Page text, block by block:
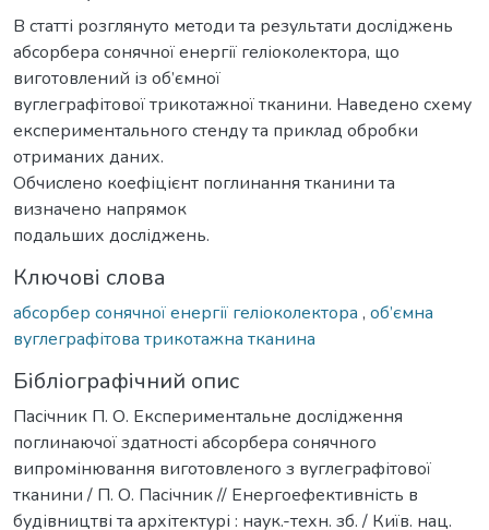
В статті розглянуто методи та результати досліджень
абсорбера сонячної енергії геліоколектора, що
виготовлений із об’ємної
вуглеграфітової трикотажної тканини. Наведено схему
експериментального стенду та приклад обробки
отриманих даних.
Обчислено коефіцієнт поглинання тканини та
визначено напрямок
подальших досліджень.
Ключові слова
абсорбер сонячної енергії геліоколектора , об’ємна
вуглеграфітова трикотажна тканина
Бібліографічний опис
Пасічник П. О. Експериментальне дослідження
поглинаючої здатності абсорбера сонячного
випромінювання виготовленого з вуглеграфітової
тканини / П. О. Пасічник // Енергоефективність в
будівництві та архітектурі : наук.-техн. зб. / Київ. нац.